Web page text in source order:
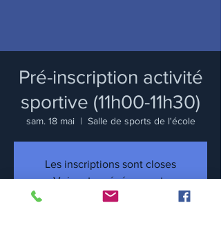
Pré-inscription activité
sportive (11h00-11h30)
sam. 18 mai
  |
Salle de sports de l'école
Les inscriptions sont closes
Voir autres événements